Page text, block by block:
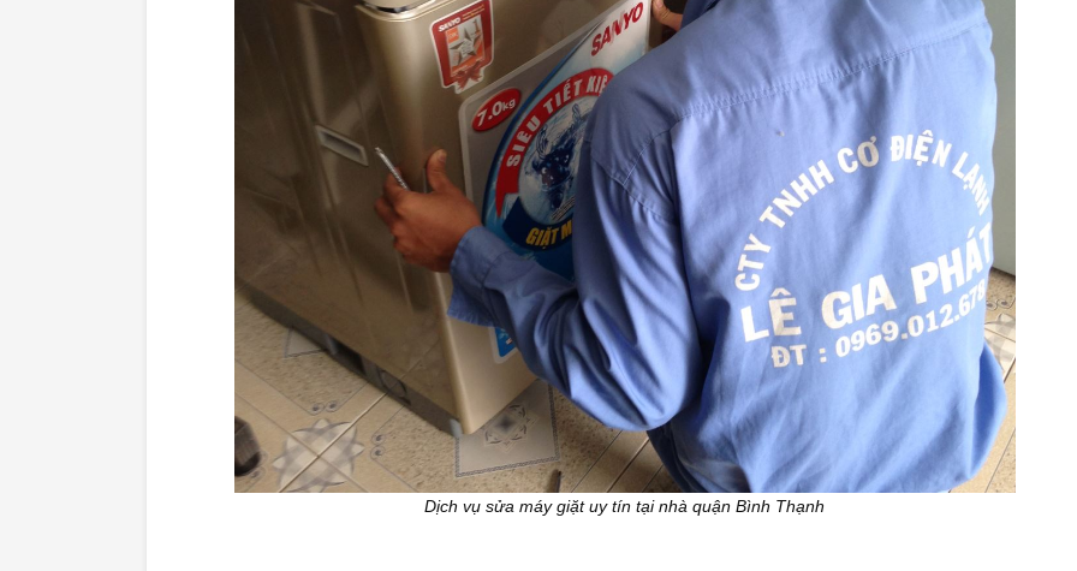
Dịch vụ sửa máy giặt uy tín tại nhà quận Bình Thạnh